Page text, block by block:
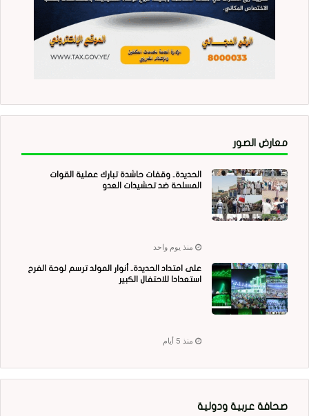
معارض الصور
الحديدة.. وقفات حاشدة تبارك عملية القوات
المسلحة ضد تحشيدات العدو
منذ يوم واحد
على امتداد الحديدة.. أنوار المولد ترسم لوحة الفرح
استعدادا للاحتفال الكبير
منذ 5 أيام
صحافة عربية ودولية